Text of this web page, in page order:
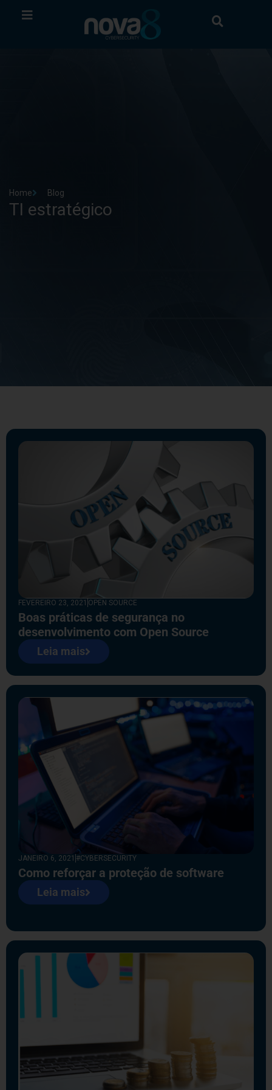
Home Blog
TI estratégico
FEVEREIRO 23, 2021 OPEN SOURCE
Boas práticas de segurança no
desenvolvimento com Open Source
Leia mais
JANEIRO 6, 2021 #CYBERSECURITY
Como reforçar a proteção de software
Leia mais